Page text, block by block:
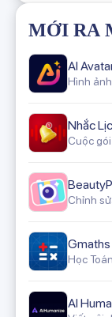
MỚI RA
AI
Hình
Nhắc
Chỉnh
Gmaths
Học
AI